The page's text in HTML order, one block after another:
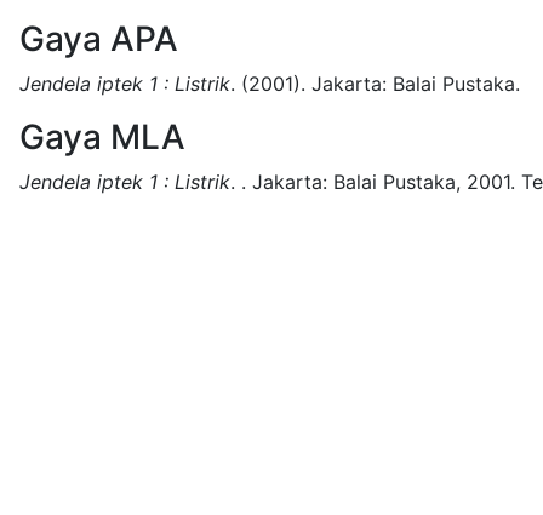
Gaya APA
Jendela iptek 1 : Listrik. (2001). Jakarta: Balai Pustaka.
Gaya MLA
Jendela iptek 1 : Listrik. . Jakarta: Balai Pustaka, 2001.